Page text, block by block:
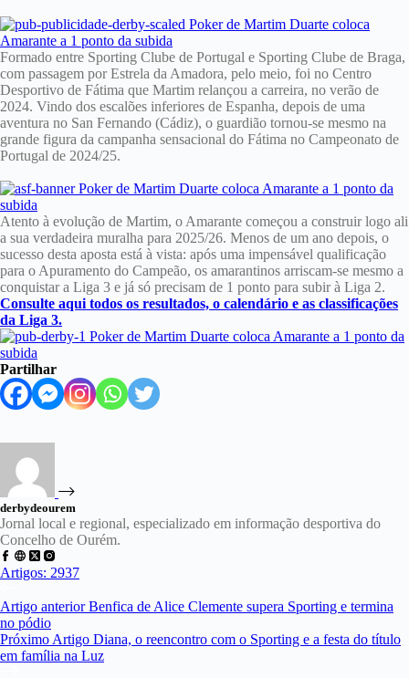
Formado entre Sporting Clube de Portugal e Sporting Clube de Braga,
com passagem por Estrela da Amadora, pelo meio, foi no Centro
Desportivo de Fátima que Martim relançou a carreira, no verão de
2024. Vindo dos escalões inferiores de Espanha, depois de uma
aventura no San Fernando (Cádiz), o guardião tornou-se mesmo na
grande figura da campanha sensacional do Fátima no Campeonato de
Portugal de 2024/25.
Atento à evolução de Martim, o Amarante começou a construir logo ali
a sua verdadeira muralha para 2025/26. Menos de um ano depois, o
sucesso desta aposta está à vista: após uma impensável qualificação
para o Apuramento do Campeão, os amarantinos arriscam-se mesmo a
conquistar a Liga 3 e já só precisam de 1 ponto para subir à Liga 2.
Consulte aqui todos os resultados, o calendário e as classificações
da Liga 3.
Partilhar
derbydeourem
Jornal local e regional, especializado em informação desportiva do
Concelho de Ourém.
Artigos: 2937
Artigo anteriorBenfica de Alice Clemente supera Sporting e termina
no pódio
Próximo Artigo Diana, o reencontro com o Sporting e a festa do título
em família na Luz